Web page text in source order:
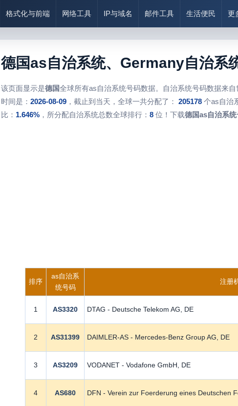
格式化与前端 网络工具 IP与域名 邮件工具 生活便民 更
德国as自治系统、Germany自治系
该页面显示是德国全球所有as自治系统号码数据。自治系统号码数据来
时间是： 2026-08-09，截止到当天，全球一共分配了： 205178个as自治
比： 1.646%，所分配自治系统总数全球排行： 8位！下载德国as自治系
排序
as自治系
统号码
注册
1 AS3320 DTAG - Deutsche Telekom AG, DE
2 AS31399 DAIMLER-AS - Mercedes-Benz Group AG, DE
3 AS3209 VODANET - Vodafone GmbH, DE
4 AS680 DFN - Verein zur Foerderung eines Deutschen